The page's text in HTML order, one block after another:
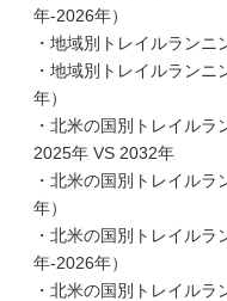
年-2026年）
・地域別トレイルランニ
・地域別トレイルラン
年）
・北米の国別トレイル
2025年 VS 2032年
・北米の国別トレイル
年）
・北米の国別トレイル
年-2026年）
・北米の国別トレイル